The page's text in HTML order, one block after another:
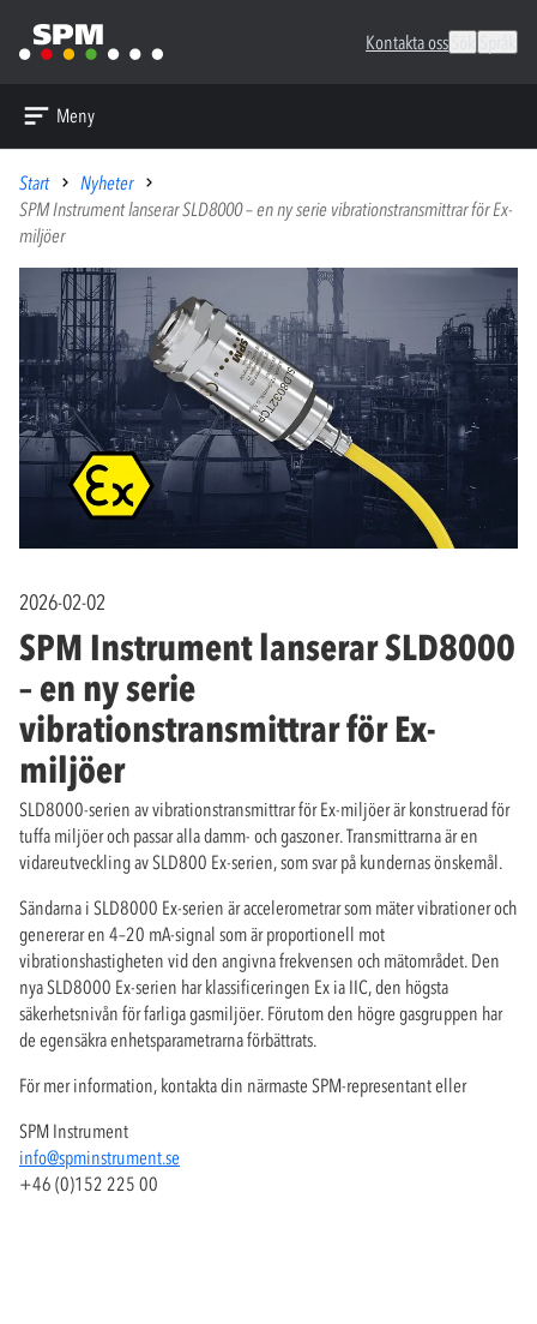
Kontakta oss
Meny
Start
Nyheter
SPM Instrument lanserar SLD8000 – en ny serie vibrationstransmittrar för Ex-
miljöer
2026-02-02
SPM Instrument lanserar SLD8000
– en ny serie
vibrationstransmittrar för Ex-
miljöer
SLD8000-serien av vibrationstransmittrar för Ex-miljöer är konstruerad för
tuffa miljöer och passar alla damm- och gaszoner. Transmittrarna är en
vidareutveckling av SLD800 Ex-serien, som svar på kundernas önskemål.
Sändarna i SLD8000 Ex-serien är accelerometrar som mäter vibrationer och
genererar en 4–20 mA-signal som är proportionell mot
vibrationshastigheten vid den angivna frekvensen och mätområdet. Den
nya SLD8000 Ex-serien har klassificeringen Ex ia IIC, den högsta
säkerhetsnivån för farliga gasmiljöer. Förutom den högre gasgruppen har
de egensäkra enhetsparametrarna förbättrats.
För mer information, kontakta din närmaste SPM-representant eller
SPM Instrument
info@spminstrument.se
+46 (0)152 225 00